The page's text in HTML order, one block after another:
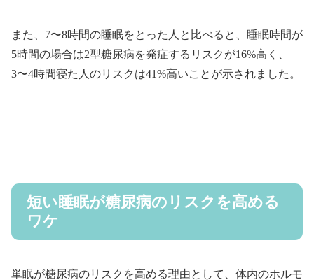
また、7〜8時間の睡眠をとった人と比べると、睡眠時間が
5時間の場合は2型糖尿病を発症するリスクが16%高く、
3〜4時間寝た人のリスクは41%高いことが示されました。
短い睡眠が糖尿病のリスクを高める
ワケ
単眠が糖尿病のリスクを高める理由として、体内のホルモ